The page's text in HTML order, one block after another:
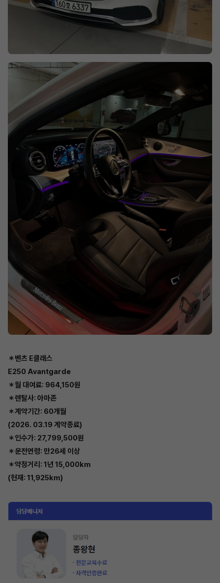
＊벤츠 E클래스
E250 Avantgarde
＊월 대여료: 964,150원
＊렌탈사: 아마존
＊계약기간: 60개월
(2026. 03.19 계약종료)
＊인수가: 27,799,500원
＊운전연령: 만26세 이상
＊약정거리: 1년 15,000km
(현재: 11,925km)